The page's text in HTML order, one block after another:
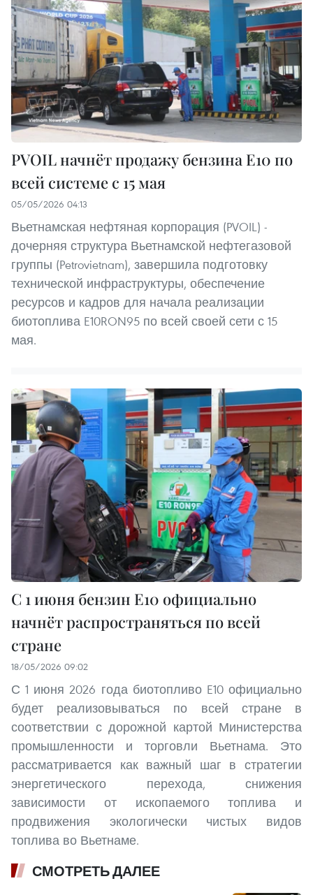
PVOIL начнёт продажу бензина E10 по
всей системе с 15 мая
05/05/2026 04:13
Вьетнамская нефтяная корпорация (PVOIL) -
дочерняя структура Вьетнамской нефтегазовой
группы (Petrovietnam), завершила подготовку
технической инфраструктуры, обеспечение
ресурсов и кадров для начала реализации
биотоплива E10RON95 по всей своей сети с 15
мая.
С 1 июня бензин E10 официально
начнёт распространяться по всей
стране
18/05/2026 09:02
С 1 июня 2026 года биотопливо E10 официально
будет реализовываться по всей стране в
соответствии с дорожной картой Министерства
промышленности и торговли Вьетнама. Это
рассматривается как важный шаг в стратегии
энергетического перехода, снижения
зависимости от ископаемого топлива и
продвижения экологически чистых видов
топлива во Вьетнаме.
СМОТРЕТЬ ДАЛЕЕ